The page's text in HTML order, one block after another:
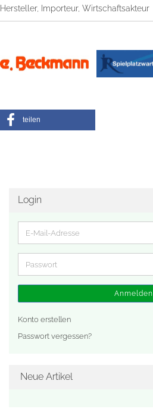
Hersteller, Importeur, Wirtschaftsakteur
teilen
Login
E-
Mail-
Adresse
Passwort
Anmelden
Konto erstellen
Passwort vergessen?
Neue Artikel